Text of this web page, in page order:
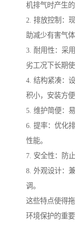
机排气时产生
2. 排放控制：
助减少有害气体
3. 耐用性：采
劣工况下长期使
4. 结构紧凑：
积小，安装方便
5. 维护简便：
6. 提率：优化
性能。
7. 安全性：防
8. 外观设计：
调。
这些特点使得
环境保护的重要